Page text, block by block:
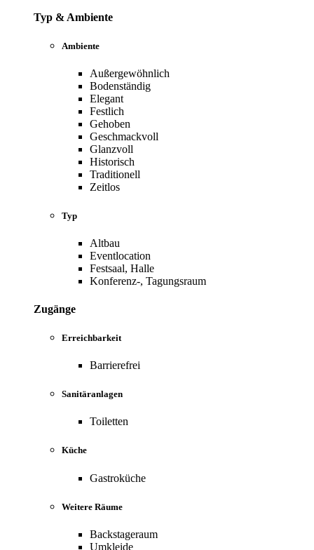
Typ & Ambiente
Ambiente
Außergewöhnlich
Bodenständig
Elegant
Festlich
Gehoben
Geschmackvoll
Glanzvoll
Historisch
Traditionell
Zeitlos
Typ
Altbau
Eventlocation
Festsaal, Halle
Konferenz-, Tagungsraum
Zugänge
Erreichbarkeit
Barrierefrei
Sanitäranlagen
Toiletten
Küche
Gastroküche
Weitere Räume
Backstageraum
Umkleide